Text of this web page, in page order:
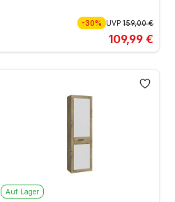
-30% UVP159,00 €
109,99 €
Auf Lager